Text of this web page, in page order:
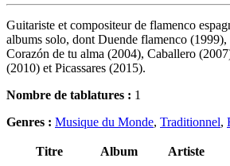
Guitariste et compositeur de flamenco
albums solo, dont Duende flamenco
Corazón de tu alma (2004), Caballero
(2010) et Picassares (2015).
Nombre de tablatures : 1
Genres : Musique du Monde, Traditionnel,
Titre Album Artiste